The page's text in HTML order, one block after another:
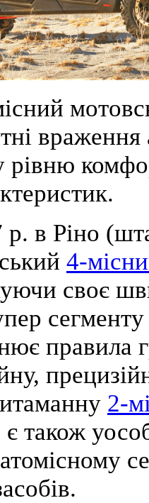
враження
рівню
р. в Ріно
4-
своє
правила
2-
також